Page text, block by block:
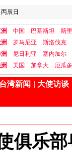
辰日
中国 巴基斯坦
斯
罗马尼亚
斯洛伐克
尼日利亚
塞内加尔
美国 加拿大 厄瓜
台湾新闻 大使访谈
俱乐